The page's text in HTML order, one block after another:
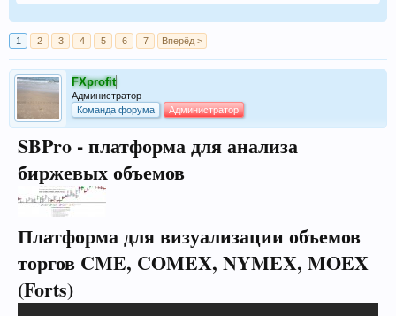
1 2 3 4 5 6 7 Вперёд >
FXprofit
Администратор
Команда форума
Администратор
SBPro - платформа для анализа
биржевых объемов
Платформа для визуализации объемов
торгов CME, COMEX, NYMEX, MOEX
(Forts)